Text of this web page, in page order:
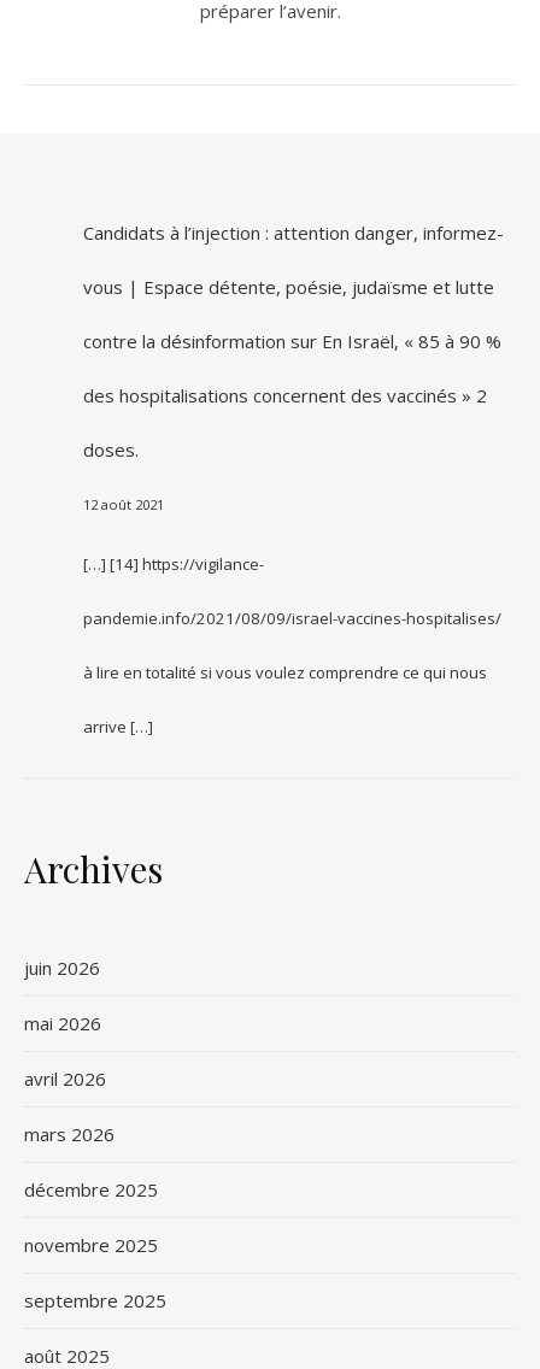
préparer l’avenir.
Candidats à l’injection : attention danger, informez-
vous | Espace détente, poésie, judaïsme et lutte
contre la désinformation sur En Israël, « 85 à 90 %
des hospitalisations concernent des vaccinés » 2
doses.
12 août 2021
[…] [14] https://vigilance-
pandemie.info/2021/08/09/israel-vaccines-hospitalises/
à lire en totalité si vous voulez comprendre ce qui nous
arrive […]
Archives
juin 2026
mai 2026
avril 2026
mars 2026
décembre 2025
novembre 2025
septembre 2025
août 2025